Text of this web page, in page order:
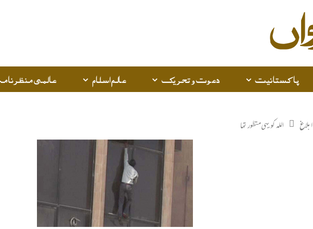
پاکستانیت دعوت و تحریک عالم اسلام عالمی
ابلاغ اللہ کو یہی منظور تھا